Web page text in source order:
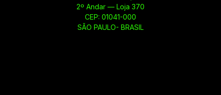
2º Andar — Loja 370
CEP: 01041-000
SÃO PAULO- BRASIL